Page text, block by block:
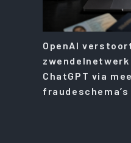
OpenAI
ChatGPT via
fraudeschema’s